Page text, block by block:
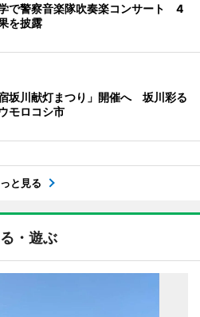
で警察音楽隊吹奏楽コンサート 4
を披露
坂川献灯まつり」開催へ 坂川彩る
モロコシ市
と見る
・遊ぶ